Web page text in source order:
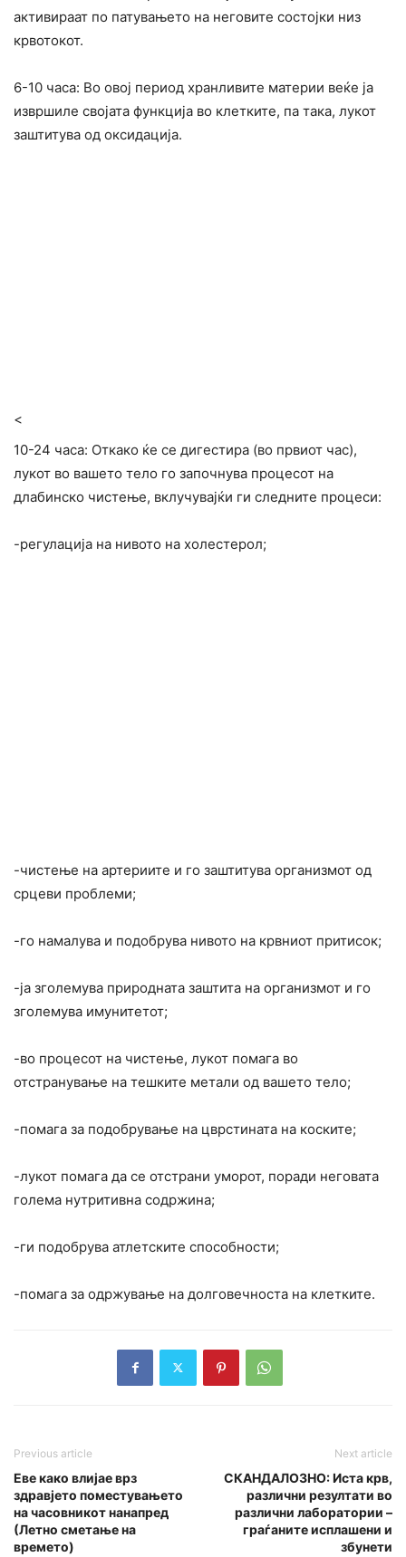
активираат по патувањето на неговите состојки низ
крвотокот.
6-10 часа: Во овој период хранливите материи веќе ја
извршиле својата функција во клетките, па така, лукот
заштитува од оксидација.
<
10-24 часа: Откако ќе се дигестира (во првиот час),
лукот во вашето тело го започнува процесот на
длабинско чистење, вклучувајќи ги следните процеси:
-регулација на нивото на холестерол;
-чистење на артериите и го заштитува организмот од
срцеви проблеми;
-го намалува и подобрува нивото на крвниот притисок;
-ја зголемува природната заштита на организмот и го
зголемува имунитетот;
-во процесот на чистење, лукот помага во
отстранување на тешките метали од вашето тело;
-помага за подобрување на цврстината на коските;
-лукот помага да се отстрани уморот, поради неговата
голема нутритивна содржина;
-ги подобрува атлетските способности;
-помага за одржување на долговечноста на клетките.
Previous article
Еве како влијае врз
здравјето поместувањето
на часовникот нанапред
(Летно сметање на
времето)
Next article
СКАНДАЛОЗНО: Иста крв,
различни резултати во
различни лаборатории –
граѓаните исплашени и
збунети